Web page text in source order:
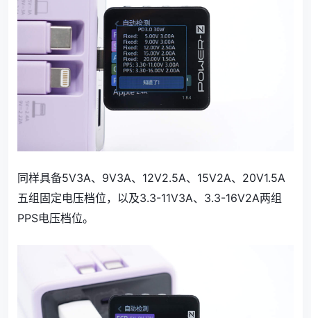
同样具备5V3A、9V3A、12V2.5A、15V2A、20V1.5A
五组固定电压档位，以及3.3-11V3A、3.3-16V2A两组
PPS电压档位。